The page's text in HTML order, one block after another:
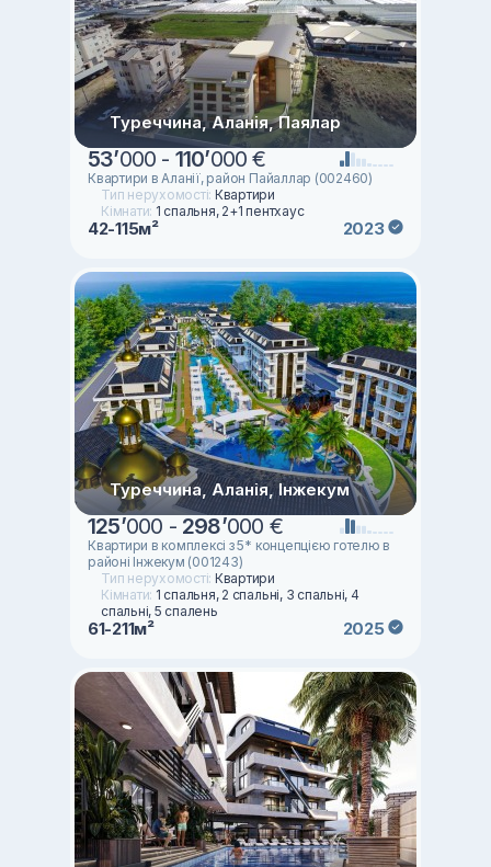
Туреччина, Аланія, Паялар
53’000 - 110’000 €
Квартири в Аланії, район Пайаллар (002460)
Тип нерухомості: Квартири
Кімнати: 1 спальня, 2+1 пентхаус
42-115м² 2023
Туреччина, Аланія, Інжекум
125’000 - 298’000 €
Квартири в комплексі з 5* концепцією готелю в
районі Інжекум (001243)
Тип нерухомості: Квартири
Кімнати: 1 спальня, 2 спальні, 3 спальні, 4
спальні, 5 спалень
61-211м² 2025